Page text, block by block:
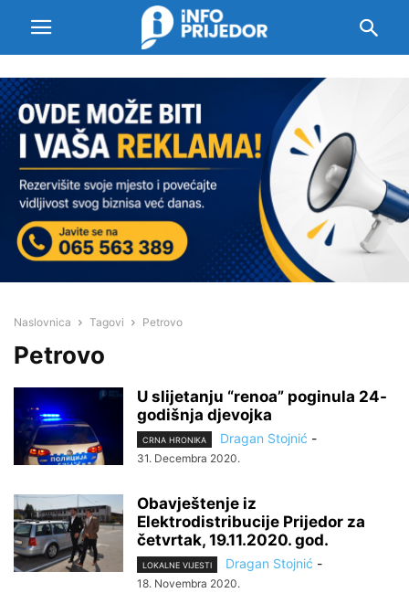
Naslovnica Tagovi Petrovo
Petrovo
U slijetanju “renoa” poginula 24-
godišnja djevojka
CRNA HRONIKA Dragan Stojnić -
31. Decembra 2020.
Obavještenje iz
Elektrodistribucije Prijedor za
četvrtak, 19.11.2020. god.
LOKALNE VIJESTI Dragan Stojnić -
18. Novembra 2020.